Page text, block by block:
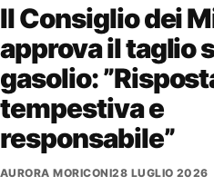
Il Consiglio dei
approva il taglio
gasolio:
tempestiva e
responsabile”
AURORA MORICONI28 LUGLIO 2026